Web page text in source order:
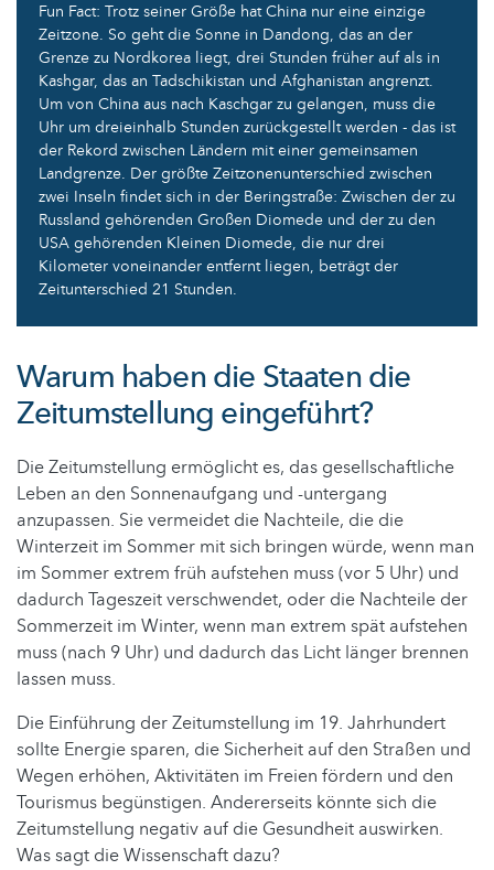
Fun Fact: Trotz seiner Größe hat China nur eine einzige
Zeitzone. So geht die Sonne in Dandong, das an der
Grenze zu Nordkorea liegt, drei Stunden früher auf als in
Kashgar, das an Tadschikistan und Afghanistan angrenzt.
Um von China aus nach Kaschgar zu gelangen, muss die
Uhr um dreieinhalb Stunden zurückgestellt werden - das ist
der Rekord zwischen Ländern mit einer gemeinsamen
Landgrenze. Der größte Zeitzonenunterschied zwischen
zwei Inseln findet sich in der Beringstraße: Zwischen der zu
Russland gehörenden Großen Diomede und der zu den
USA gehörenden Kleinen Diomede, die nur drei
Kilometer voneinander entfernt liegen, beträgt der
Zeitunterschied 21 Stunden.
Warum haben die Staaten die
Zeitumstellung eingeführt?
Die Zeitumstellung ermöglicht es, das gesellschaftliche
Leben an den Sonnenaufgang und -untergang
anzupassen. Sie vermeidet die Nachteile, die die
Winterzeit im Sommer mit sich bringen würde, wenn man
im Sommer extrem früh aufstehen muss (vor 5 Uhr) und
dadurch Tageszeit verschwendet, oder die Nachteile der
Sommerzeit im Winter, wenn man extrem spät aufstehen
muss (nach 9 Uhr) und dadurch das Licht länger brennen
lassen muss.
Die Einführung der Zeitumstellung im 19. Jahrhundert
sollte Energie sparen, die Sicherheit auf den Straßen und
Wegen erhöhen, Aktivitäten im Freien fördern und den
Tourismus begünstigen. Andererseits könnte sich die
Zeitumstellung negativ auf die Gesundheit auswirken.
Was sagt die Wissenschaft dazu?